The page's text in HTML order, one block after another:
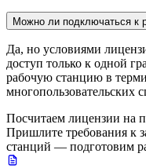
Можно ли подключаться к
Да, но условиями
доступ только к одной
рабочую станцию в
многопользовательских
Посчитаем лицензии на
Пришлите требования к
станций — подготовим